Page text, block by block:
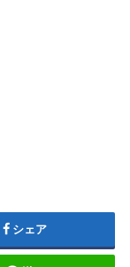
シェア